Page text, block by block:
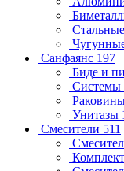
Санфаянс 197
Биде и
Системы
Унитазы
Смесители 511